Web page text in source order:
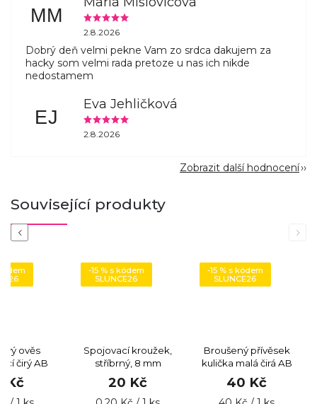
MM
2.8.2026
Dobrý deň velmi pekne Vam zo srdca dakujem za
hacky som velmi rada pretoze u nas ich nikde
nedostamem
EJ
Eva Jehličková
2.8.2026
Zobrazit další hodnocení
Související produkty
Previous
ověs
čirý AB
Kč
-15 % s kódem
SLUNCE26
Spojovací kroužek,
stříbrný, 8 mm
20 Kč
-15 % s kódem
SLUNCE26
Broušený přívěsek
kulička malá čirá AB
40 Kč
Next